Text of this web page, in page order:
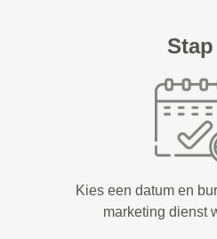
Kies een datum en
marketing dienst